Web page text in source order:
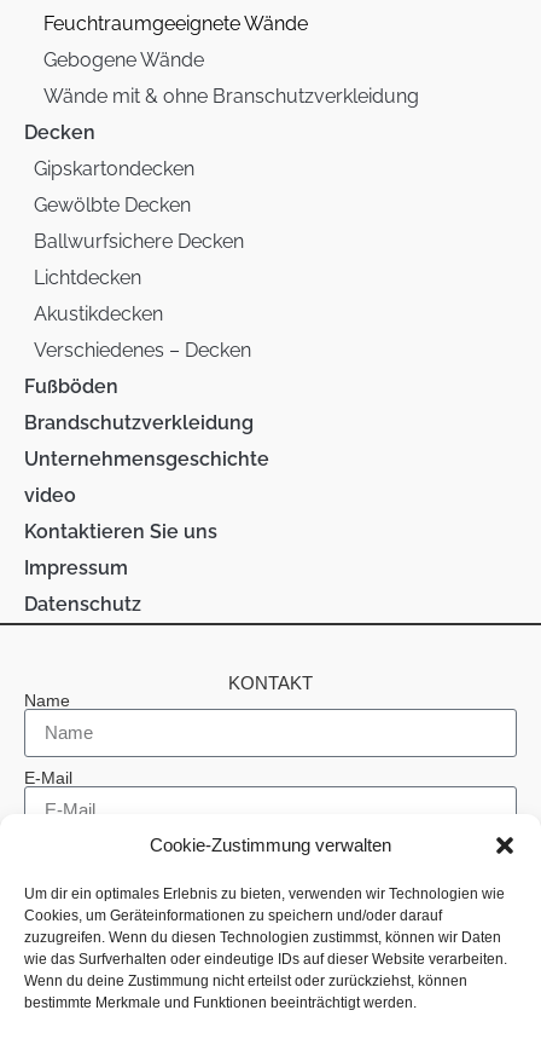
Cookie-Zustimmung verwalten
Um dir ein optimales Erlebnis zu bieten, verwenden wir Technologien wie
Cookies, um Geräteinformationen zu speichern und/oder darauf
zuzugreifen. Wenn du diesen Technologien zustimmst, können wir Daten
wie das Surfverhalten oder eindeutige IDs auf dieser Website verarbeiten.
Wenn du deine Zustimmung nicht erteilst oder zurückziehst, können
bestimmte Merkmale und Funktionen beeinträchtigt werden.
Feuchtraumgeeignete Wände
Gebogene Wände
Wände mit & ohne Branschutzverkleidung
Decken
Gipskartondecken
Gewölbte Decken
Ballwurfsichere Decken
Lichtdecken
Akustikdecken
Verschiedenes – Decken
Fußböden
Brandschutzverkleidung
Unternehmensgeschichte
video
Kontaktieren Sie uns
Impressum
Datenschutz
KONTAKT
Name
E-Mail
Betreff
Nachricht